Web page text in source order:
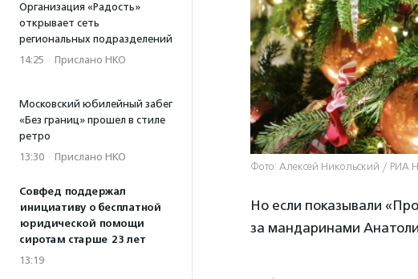
Организация «Радость»
открывает сеть
региональных подразделений
14:25 · Прислано НКО
Московский юбилейный забег
«Без границ» прошел в стиле
ретро
13:30 · Прислано НКО
Совфед поддержал
инициативу о бесплатной
юридической помощи
сиротам старше 23 лет
13:19
Фото: Алексей Никольский / РИА
Но если показывали
за мандаринами